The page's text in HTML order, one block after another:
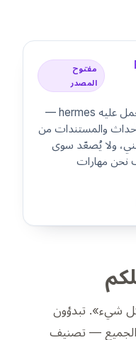
مفتوح
المصدر
إطار الوكيل مفتوح المصدر الذي يعمل عليه hermes —
والمستندات من
ولا يُصعّد سوى
نحن مهارات
كل شيء». تبدؤون
الجميع — تصنيف